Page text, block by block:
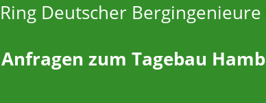
Ring Deutscher Bergingenieure
Anfragen zum Tagebau